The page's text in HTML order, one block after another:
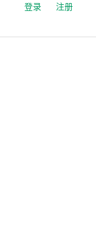
登录 注册